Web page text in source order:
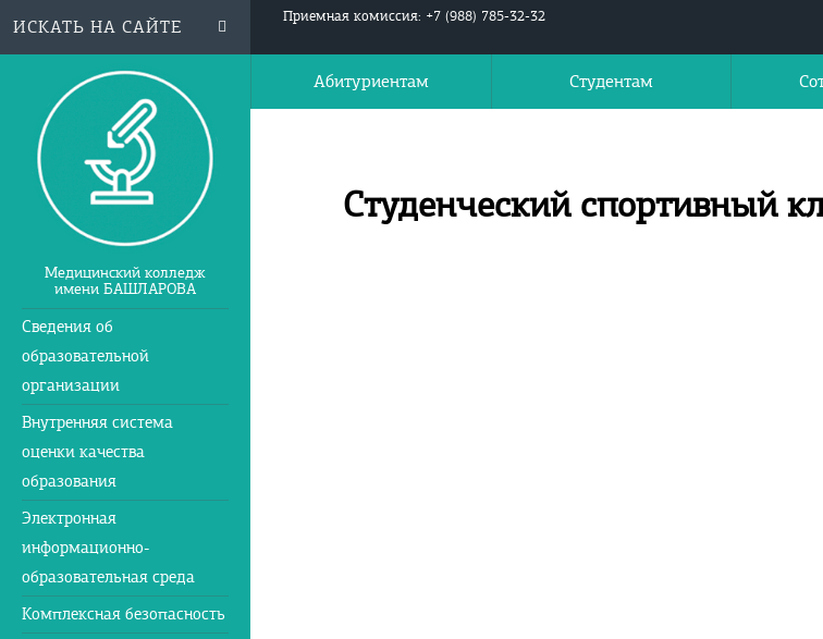
Медицинский колледж
имени БАШЛАРОВА
Сведения об
образовательной
организации
Внутренняя система
оценки качества
образования
Электронная
информационно-
образовательная среда
Комплексная безопасность
Приемная комиссия: +7 (988) 785-32-32
Абитуриентам Студентам
Студенческий спортивный